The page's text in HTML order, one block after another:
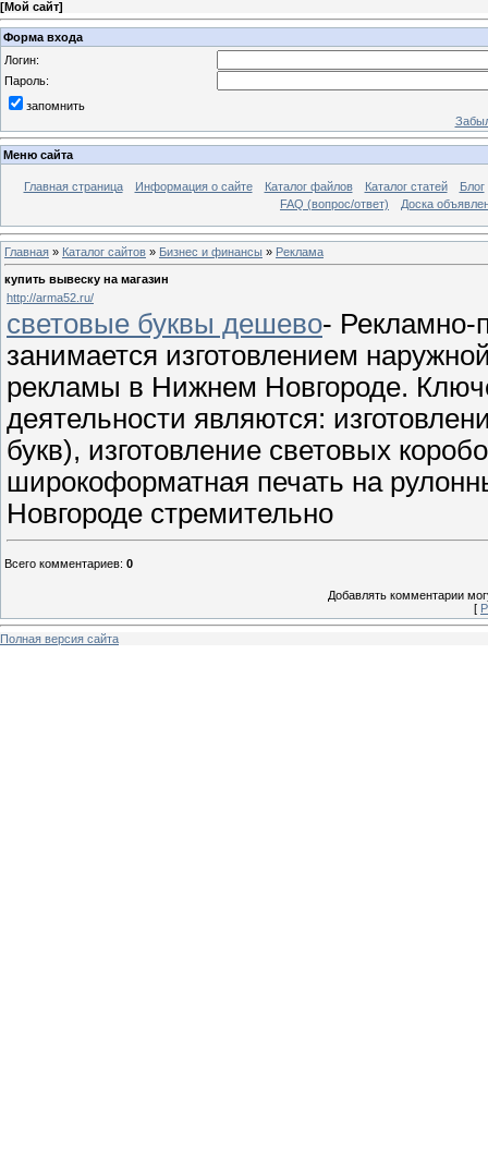
[Мой сайт]
Форма входа
Логин:
Пароль:
запомнить
Меню сайта
Главная страница Информация о сайте Каталог файлов Каталог статей
Блог
FAQ (вопрос/ответ)
Доска
Главная » Каталог сайтов » Бизнес и финансы » Реклама
купить вывеску на магазин
http://arma52.ru/
световые буквы дешево- Рекламно-
занимается изготовлением
рекламы в Нижнем Новгороде.
деятельности являются:
букв), изготовление световых
широкоформатная печать на
Новгороде стремительно
Всего комментариев: 0
Добавлять комментарии
[
Полная версия сайта